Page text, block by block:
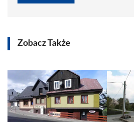
Zobacz Także